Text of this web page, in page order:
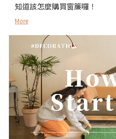
知道該怎麼購買窗簾囉！
More